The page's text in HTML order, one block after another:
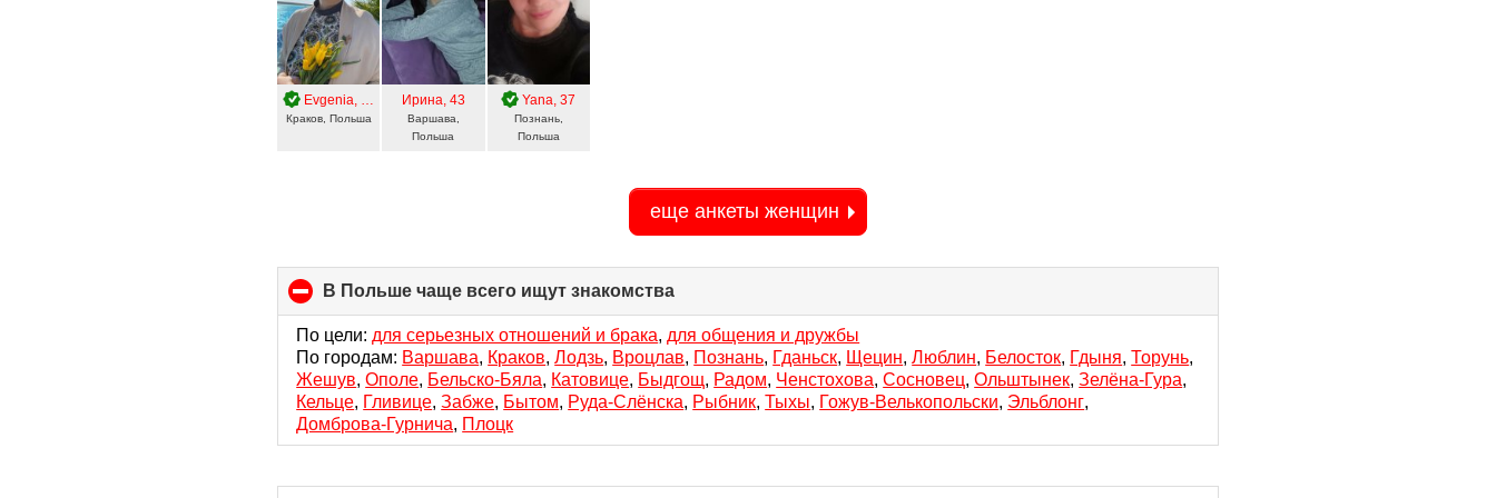
Evgenia, 56
Краков, Польша
Ирина, 43
Варшава,
Польша
Yana, 37
Познань,
Польша
еще анкеты женщин
В Польше чаще всего ищут знакомства
to
collapse
contents
По цели: для серьезных отношений и брака, для общения и дружбы
По городам: Варшава, Краков,Лодзь, Вроцлав, Познань, Гданьск, Щецин,Люблин, Белосток, Гдыня,Торунь,
Жешув,Ополе, Бельско-Бяла, Катовице, Быдгощ, Радом, Ченстохова,Сосновец,Ольштынек,Зелёна-Гура,
Кельце, Гливице,Забже, Бытом, Руда-Слёнска, Рыбник,Тыхы, Гожув-Велькопольски, Эльблонг,
Домброва-Гурнича, Плоцк